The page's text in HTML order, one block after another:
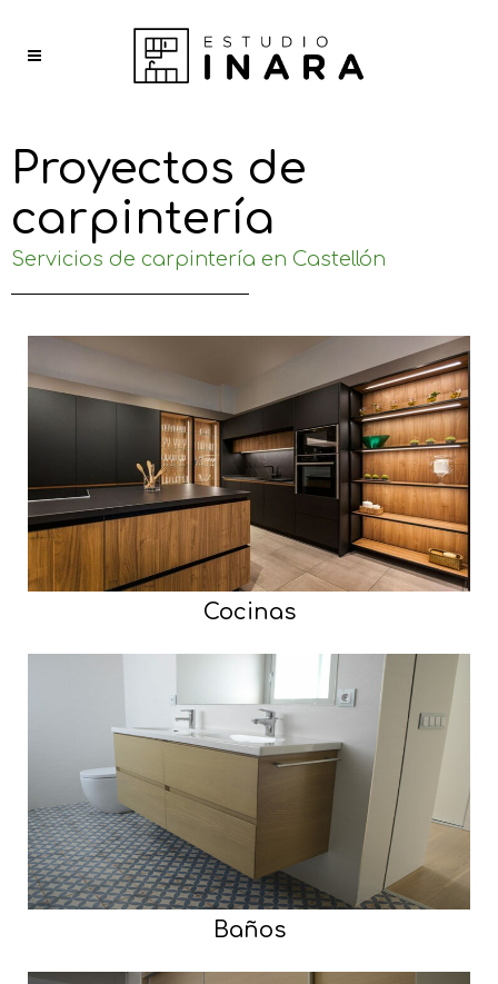
Proyectos de
carpintería
Servicios de carpintería en Castellón
Cocinas
Baños